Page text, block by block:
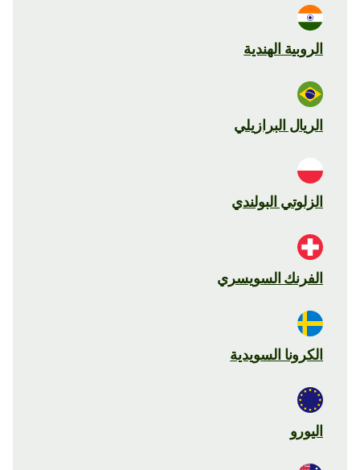
الروبية الهندية
الريال البرازيلي
الزلوتي البولندي
الفرنك السويسري
الكرونا السويدية
اليورو